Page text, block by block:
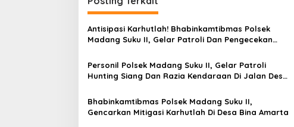
g
a
s
i
p
s
Antisipasi Karhutlah! Bhabinkamtibmas Polsek
Madang Suku II, Gelar Patroli Dan Pengecekan
Personil Polsek Madang Suku II, Gelar Patroli
Hunting Siang Dan Razia Kendaraan Di Jalan Desa
Bhabinkamtibmas Polsek Madang Suku II,
Gencarkan Mitigasi Karhutlah Di Desa Bina Amarta